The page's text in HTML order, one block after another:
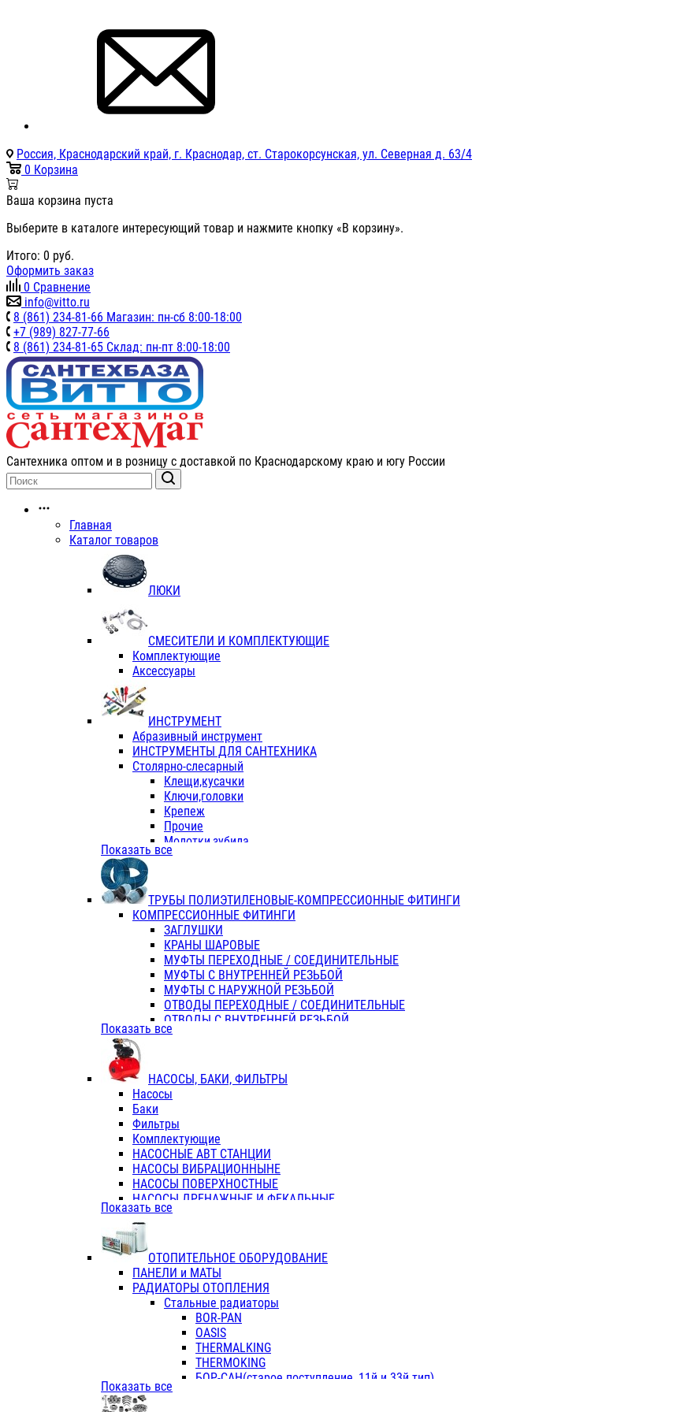
Россия, Краснодарский край, г. Краснодар, ст. Старокорсунская, ул. Северная д. 63/4
0 Корзина
Ваша корзина пуста
Выберите в каталоге интересующий товар и нажмите кнопку «В корзину».
Итого: 0 руб.
Оформить заказ
0 Сравнение
info@vitto.ru
8 (861) 234-81-66 Магазин: пн-сб 8:00-18:00
+7 (989) 827-77-66
8 (861) 234-81-65 Склад: пн-пт 8:00-18:00
Сантехника оптом и в розницу с доставкой по Краснодарскому краю и югу России
Главная
Каталог товаров
ЛЮКИ
СМЕСИТЕЛИ И КОМПЛЕКТУЮЩИЕ
Комплектующие
Аксессуары
ИНСТРУМЕНТ
Абразивный инструмент
ИНСТРУМЕНТЫ ДЛЯ САНТЕХНИКА
Столярно-слесарный
Клещи,кусачки
Ключи,головки
Крепеж
Прочие
Молотки,зубила
Пассатижи,тонкогубцы,утконосы
Отвертки
Хоз. инвентарь
ЭЛ. ИНСТРУМЕНТ OASIS
Показать все
ТРУБЫ ПОЛИЭТИЛЕНОВЫЕ-КОМПРЕССИОННЫЕ ФИТИНГИ
КОМПРЕССИОННЫЕ ФИТИНГИ
ЗАГЛУШКИ
КРАНЫ ШАРОВЫЕ
МУФТЫ ПЕРЕХОДНЫЕ / СОЕДИНИТЕЛЬНЫЕ
МУФТЫ С ВНУТРЕННЕЙ РЕЗЬБОЙ
МУФТЫ С НАРУЖНОЙ РЕЗЬБОЙ
ОТВОДЫ ПЕРЕХОДНЫЕ / СОЕДИНИТЕЛЬНЫЕ
ОТВОДЫ С ВНУТРЕННЕЙ РЕЗЬБОЙ
ОТВОДЫ С НАРУЖНОЙ РЕЗЬБОЙ
ТРОЙНИКИ ПЕРЕХОДНЫЕ / СОЕДИНИТЕЛЬНЫЕ
ТРОЙНИКИ С ВНУТРЕННЕЙ РЕЗЬБОЙ
КОЛЬЦА РЕЗИНОВЫЕ
ТРУБЫ НАПОРНЫЕ
ТРУБЫ ГОФРИРОВАННЫЕ ДВУХСЛ.
ТРУБЫ ПОЛИЭТИЛЕНОВЫЕ
Показать все
НАСОСЫ, БАКИ, ФИЛЬТРЫ
Насосы
Баки
Фильтры
Комплектующие
НАСОСНЫЕ АВТ СТАНЦИИ
НАСОСЫ ВИБРАЦИОННЫНЕ
НАСОСЫ ПОВЕРХНОСТНЫЕ
НАСОСЫ ДРЕНАЖНЫЕ И ФЕКАЛЬНЫЕ
НАСОСЫ ПОВЫСИТ и ЦИРКУЛЯЦИОННЫЕ
НАСОСЫ СКВАЖИННЫЕ
Показать все
ОТОПИТЕЛЬНОЕ ОБОРУДОВАНИЕ
ПАНЕЛИ и МАТЫ
РАДИАТОРЫ ОТОПЛЕНИЯ
Стальные радиаторы
BOR-PAN
OASIS
THERMALKING
THERMOKING
БОР-САН(старое поступление, 11й и 33й тип)
Показать все